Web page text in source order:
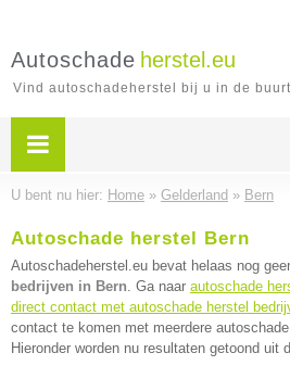
Autoschade herstel.eu
Vind autoschadeherstel bij u in de
U bent nu hier: Home » Gelderland » Bern
Autoschade herstel Bern
Autoschadeherstel.eu bevat helaas nog
bedrijven in Bern. Ga naar autoschade
direct contact met autoschade herstel
contact te komen met meerdere
Hieronder worden nu resultaten getoond uit